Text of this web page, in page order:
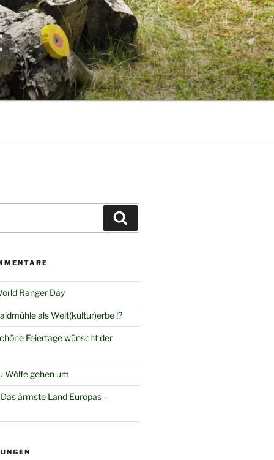
Ranger Day
als Welt(kultur)erbe !?
Feiertage wünscht der
Wölfe gehen um
Das ärmste Land Europas –